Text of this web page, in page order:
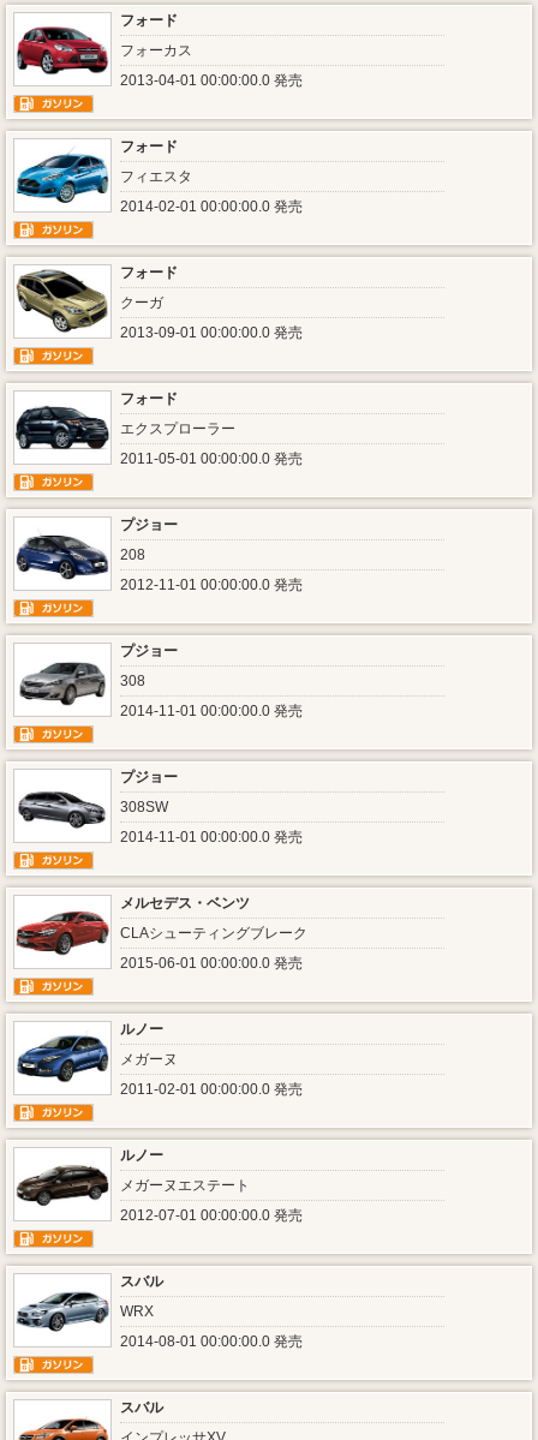
フォード
フォーカス
2013-04-01 00:00:00.0 発売
フォード
フィエスタ
2014-02-01 00:00:00.0 発売
フォード
クーガ
2013-09-01 00:00:00.0 発売
フォード
エクスプローラー
2011-05-01 00:00:00.0 発売
プジョー
208
2012-11-01 00:00:00.0 発売
プジョー
308
2014-11-01 00:00:00.0 発売
プジョー
308SW
2014-11-01 00:00:00.0 発売
メルセデス・ベンツ
CLAシューティングブレーク
2015-06-01 00:00:00.0 発売
ルノー
メガーヌ
2011-02-01 00:00:00.0 発売
ルノー
メガーヌエステート
2012-07-01 00:00:00.0 発売
スバル
WRX
2014-08-01 00:00:00.0 発売
スバル